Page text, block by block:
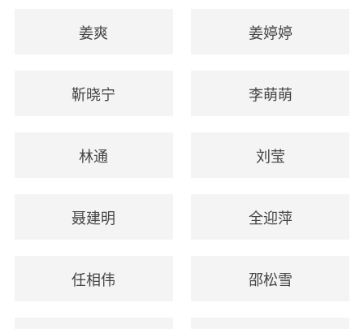
姜爽 姜婷婷
靳晓宁 李萌萌
林通 刘莹
聂建明 全迎萍
任相伟 邵松雪